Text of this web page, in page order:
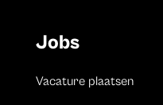
Jobs
Vacature plaatsen